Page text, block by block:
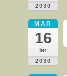
2030
MAR
16
lør
2030